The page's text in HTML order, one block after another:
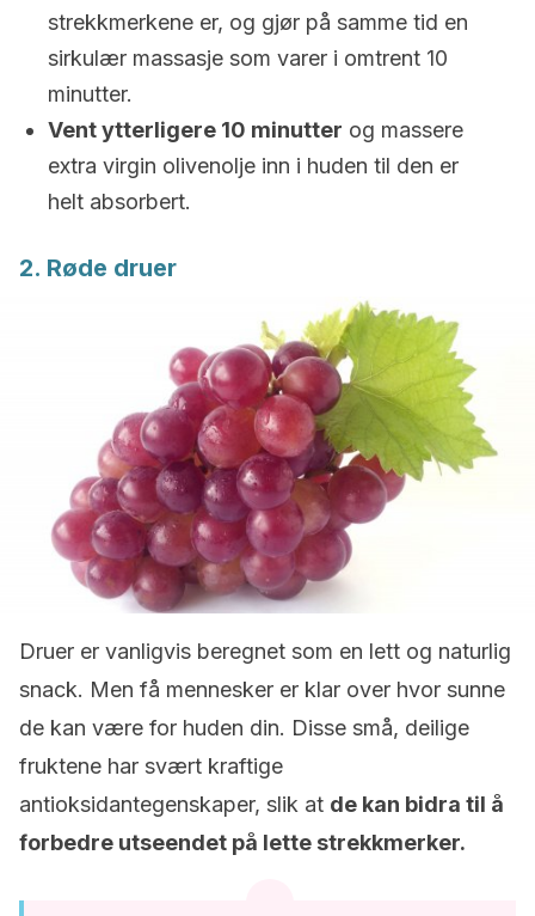
strekkmerkene er, og gjør på samme tid en
sirkulær massasje som varer i omtrent 10
minutter.
Vent ytterligere 10 minutter og massere
extra virgin olivenolje inn i huden til den er
helt absorbert.
2. Røde druer
Druer er vanligvis beregnet som en lett og naturlig
snack. Men få mennesker er klar over hvor sunne
de kan være for huden din. Disse små, deilige
fruktene har svært kraftige
antioksidantegenskaper, slik at de kan bidra til å
forbedre utseendet på lette strekkmerker.